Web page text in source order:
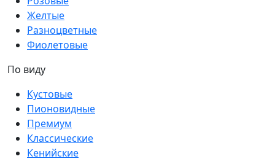
Желтые
Разноцветные
Фиолетовые
По виду
Кустовые
Пионовидные
Премиум
Классические
Кенийские